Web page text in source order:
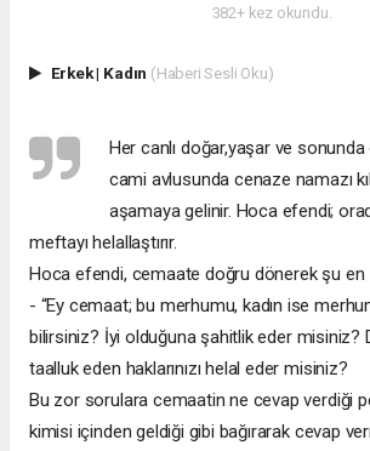
382+ kez okundu.
Erkek| Kadın (Haberi Sesli Oku)
Her canlı doğar,yaşar ve sonunda
cami avlusunda cenaze namazı
aşamaya gelinir. Hoca efendi;
meftayı helallaştırır.
Hoca efendi, cemaate doğru dönerek şu en
- “Ey cemaat; bu merhumu, kadın ise
bilirsiniz? İyi olduğuna şahitlik eder misiniz?
taalluk eden haklarınızı helal eder misiniz?
Bu zor sorulara cemaatin ne cevap verdiği
kimisi içinden geldiği gibi bağırarak cevap